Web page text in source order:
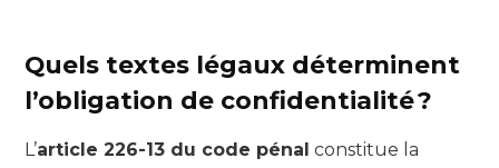
Quels textes légaux déterminent
l’obligation de confidentialité ?
L’article 226-13 du code pénal constitue la